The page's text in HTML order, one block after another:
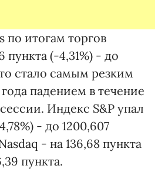
по итогам торгов
пункта (-4,31%) - до
стало самым резким
падением в течение
Индекс S&P упал
- до 1200,607
- на 136,68 пункта
пункта.